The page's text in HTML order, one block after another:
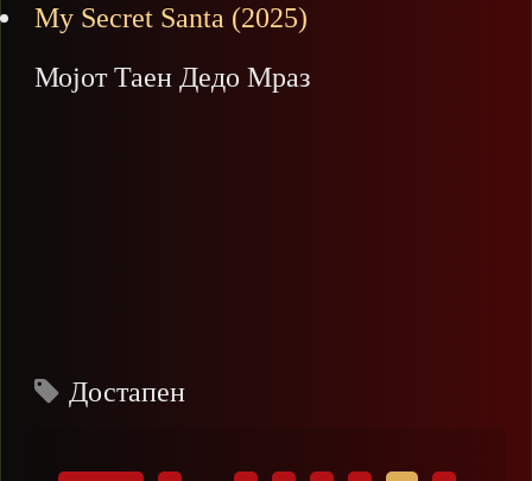
My Secret Santa (2025)
Мојот Таен Дедо Мраз
Достапен